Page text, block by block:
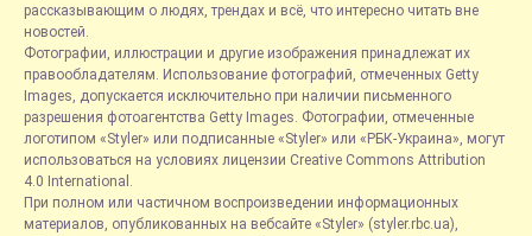
рассказывающим о людях, трендах и всё, что интересно читать вне
новостей.
Фотографии, иллюстрации и другие изображения принадлежат их
правообладателям. Использование фотографий, отмеченных Getty
Images, допускается исключительно при наличии письменного
разрешения фотоагентства Getty Images. Фотографии, отмеченные
логотипом «Styler» или подписанные «Styler» или «РБК-Украина», могут
использоваться на условиях лицензии Creative Commons Attribution
4.0 International.
При полном или частичном воспроизведении информационных
материалов, опубликованных на вебсайте «Styler» (styler.rbc.ua),